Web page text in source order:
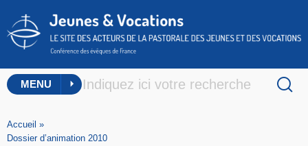
MENU
Accueil »
Dossier d’animation 2010